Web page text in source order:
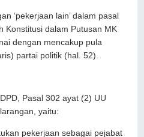
‘pekerjaan lain’ dalam pasal
Konstitusi dalam Putusan MK
dengan mencakup pula
partai politik (hal. 52).
Pasal 302 ayat (2) UU
yaitu:
pekerjaan sebagai pejabat